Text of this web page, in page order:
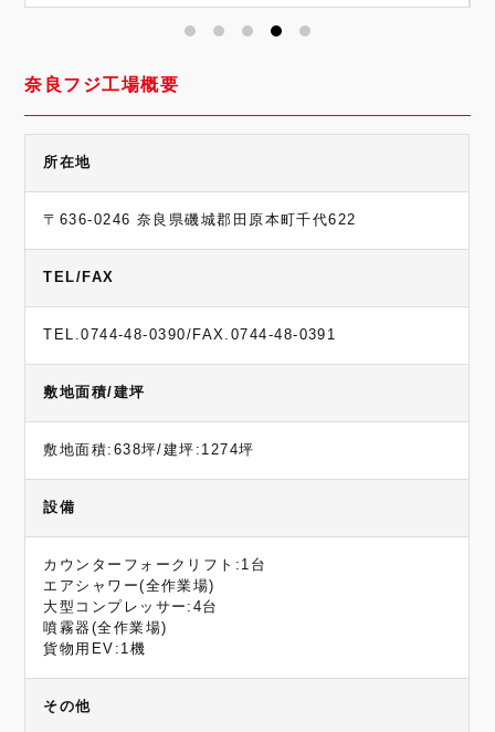
奈良フジ工場概要
所在地
〒636-0246 奈良県磯城郡田原本町千代622
TEL/FAX
TEL.0744-48-0390/FAX.0744-48-0391
敷地面積/建坪
敷地面積:638坪/建坪:1274坪
設備
カウンターフォークリフト:1台
エアシャワー(全作業場)
大型コンプレッサー:4台
噴霧器(全作業場)
貨物用EV:1機
その他